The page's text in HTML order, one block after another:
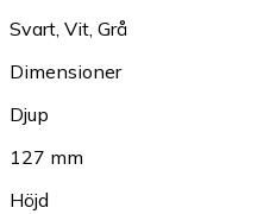
Svart, Vit, Grå
Dimensioner
Djup
127 mm
Höjd